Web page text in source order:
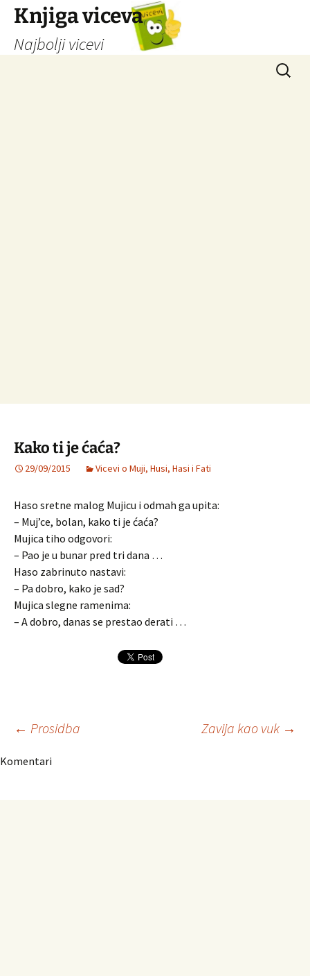
Knjiga viceva
Najbolji vicevi
Kako ti je ćaća?
29/09/2015 Vicevi o Muji, Husi, Hasi i Fati
Haso sretne malog Mujicu i odmah ga upita:
– Muj’ce, bolan, kako ti je ćaća?
Mujica tiho odgovori:
– Pao je u bunar pred tri dana …
Haso zabrinuto nastavi:
– Pa dobro, kako je sad?
Mujica slegne ramenima:
– A dobro, danas se prestao derati …
Navigacija
← Prosidba Zavija kao vuk →
Komentari